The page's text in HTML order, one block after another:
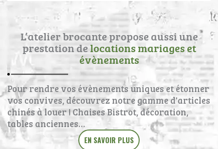
L’atelier brocante propose aussi une
prestation de locations mariages et
évènements
Pour rendre vos évènements uniques et étonner
vos convives, découvrez notre gamme d'articles
chinés à louer ! Chaises Bistrot, décoration,
tables anciennes…
EN SAVOIR PLUS